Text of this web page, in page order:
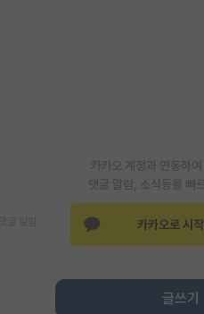
카카오 계정과 연동하
댓글 알람, 소식등을 빠
카카오로 시
글쓰기